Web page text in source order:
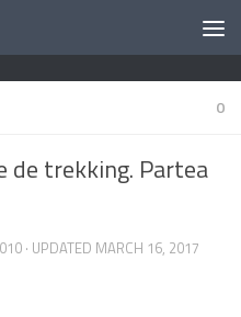
0
de trekking. Partea
· UPDATED MARCH 16, 2017